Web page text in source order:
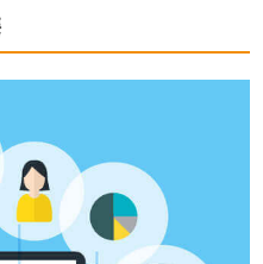
従業員満足度調査
を実施したい
ID認証付きアンケ